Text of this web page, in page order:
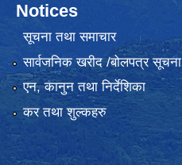
Notices
सूचना तथा समाचार
सार्वजनिक खरीद /बोलपत्र सूचना
एन, कानुन तथा निर्देशिका
कर तथा शुल्कहरु